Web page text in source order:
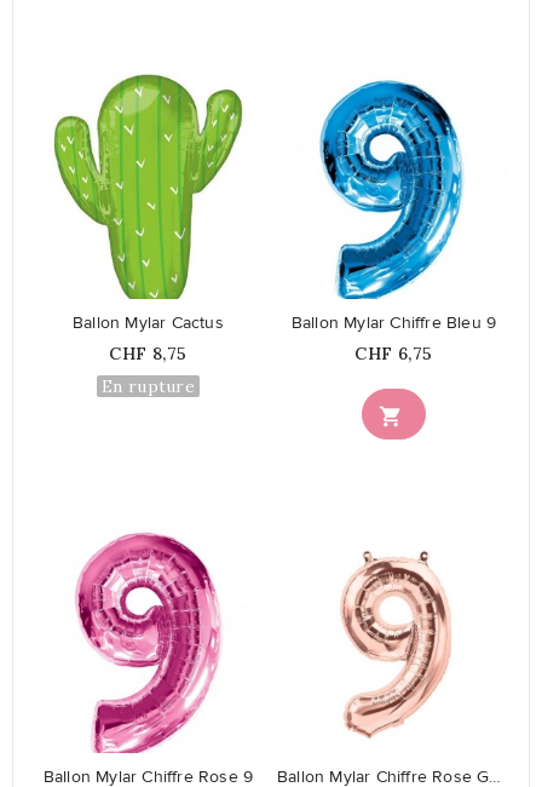
Ballon Mylar Cactus
Prix
CHF 8,75
En rupture

Ballon Mylar Chiffre Bleu 9
Prix
CHF 6,75
Ballon Mylar Chiffre Rose 9 Ballon Mylar Chiffre Rose Gold 9